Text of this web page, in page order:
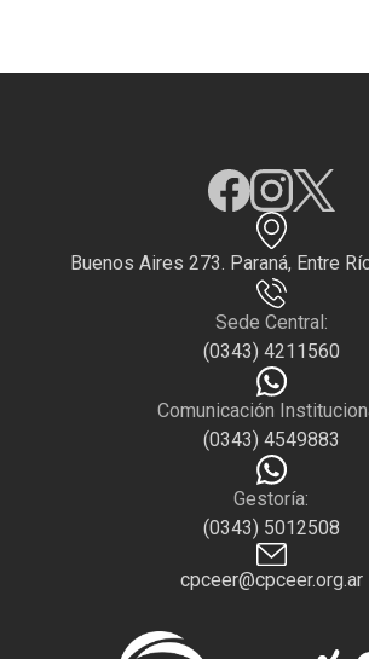
Buenos Aires 273. Paraná, Entre
Sede Central:
(0343) 4211560
Comunicación
(0343) 4549883
Gestoría:
(0343) 5012508
cpceer@cpceer.org.ar